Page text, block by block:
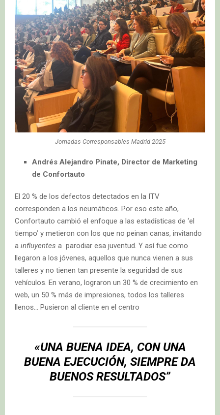
Jornadas Corresponsables Madrid 2025
Andrés Alejandro Pinate, Director de Marketing
de Confortauto
El 20 % de los defectos detectados en la ITV
corresponden a los neumáticos. Por eso este año,
Confortauto cambió el enfoque a las estadísticas de ‘el
tiempo’ y metieron con los que no peinan canas, invitando
a influyentes a parodiar esa juventud. Y así fue como
llegaron a los jóvenes, aquellos que nunca vienen a sus
talleres y no tienen tan presente la seguridad de sus
vehículos. En verano, lograron un 30 % de crecimiento en
web, un 50 % más de impresiones, todos los talleres
llenos… Pusieron al cliente en el centro
«UNA BUENA IDEA, CON UNA
BUENA EJECUCIÓN, SIEMPRE DA
BUENOS RESULTADOS”